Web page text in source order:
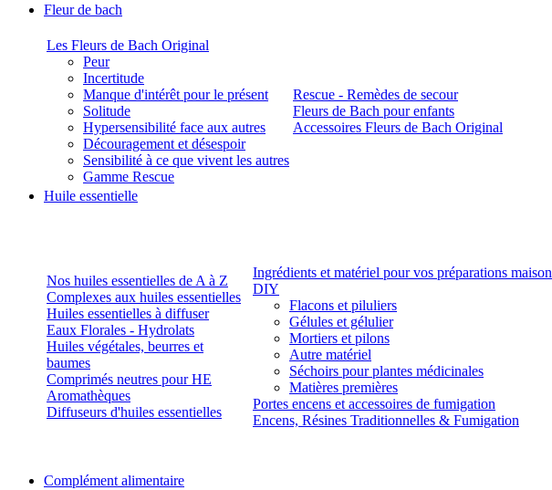
Fleur de bach
Les Fleurs de Bach Original
Peur
Incertitude
Manque d'intérêt pour le présent
Solitude
Hypersensibilité face aux autres
Découragement et désespoir
Sensibilité à ce que vivent les autres
Gamme Rescue
Rescue - Remèdes de secour
Fleurs de Bach pour enfants
Accessoires Fleurs de Bach Original
Huile essentielle
Nos huiles essentielles de A à Z
Complexes aux huiles essentielles
Huiles essentielles à diffuser
Eaux Florales - Hydrolats
Huiles végétales, beurres et
baumes
Comprimés neutres pour HE
Aromathèques
Diffuseurs d'huiles essentielles
Ingrédients et matériel pour vos préparations maison
DIY
Flacons et piluliers
Gélules et gélulier
Mortiers et pilons
Autre matériel
Séchoirs pour plantes médicinales
Matières premières
Portes encens et accessoires de fumigation
Encens, Résines Traditionnelles & Fumigation
Complément alimentaire